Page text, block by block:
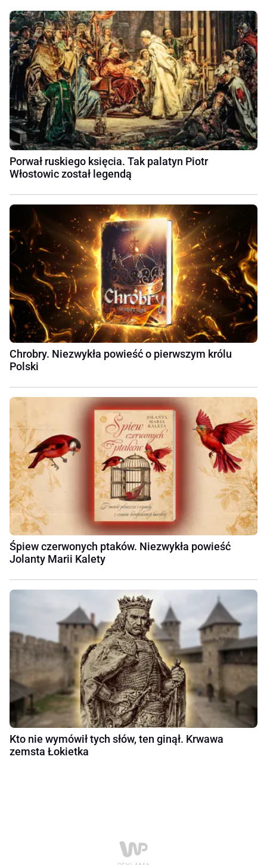
Porwał ruskiego księcia. Tak palatyn Piotr
Włostowic został legendą
Chrobry. Niezwykła powieść o pierwszym królu
Polski
Śpiew czerwonych ptaków. Niezwykła powieść
Jolanty Marii Kalety
Kto nie wymówił tych słów, ten ginął. Krwawa
zemsta Łokietka